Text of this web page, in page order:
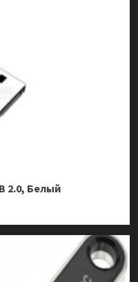
2.0, Белый